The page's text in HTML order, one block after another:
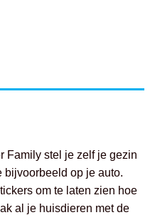
Family stel je zelf je gezin
bijvoorbeeld op je auto.
om te laten zien hoe
al je huisdieren met de